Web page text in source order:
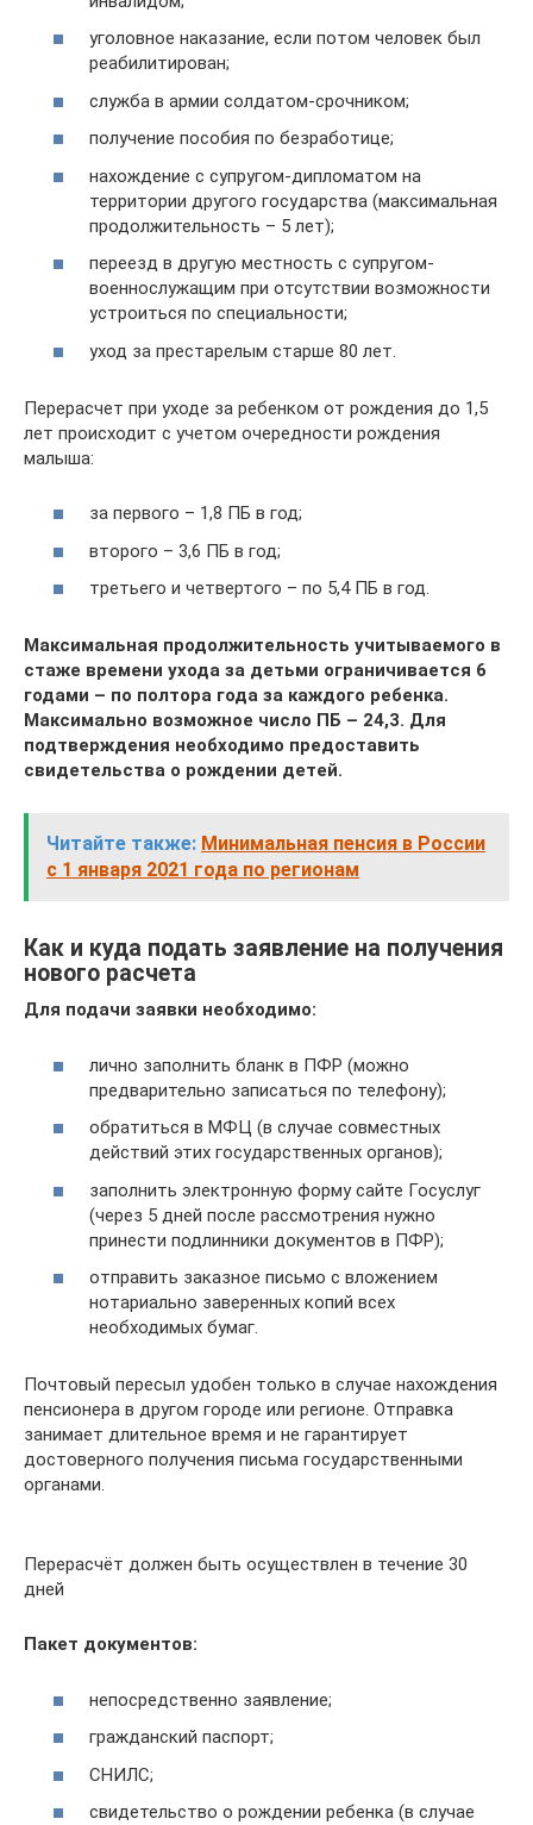
уголовное наказание, если потом человек был
реабилитирован;
служба в армии солдатом-срочником;
получение пособия по безработице;
нахождение с супругом-дипломатом на
территории другого государства (максимальная
продолжительность – 5 лет);
переезд в другую местность с супругом-
военнослужащим при отсутствии возможности
устроиться по специальности;
уход за престарелым старше 80 лет.
Перерасчет при уходе за ребенком от рождения до 1,5
лет происходит с учетом очередности рождения
малыша:
за первого – 1,8 ПБ в год;
второго – 3,6 ПБ в год;
третьего и четвертого – по 5,4 ПБ в год.
Максимальная продолжительность учитываемого в
стаже времени ухода за детьми ограничивается 6
годами – по полтора года за каждого ребенка.
Максимально возможное число ПБ – 24,3. Для
подтверждения необходимо предоставить
свидетельства о рождении детей.
Читайте также: Минимальная пенсия в России
с 1 января 2021 года по регионам
Как и куда подать заявление на получения
нового расчета
Для подачи заявки необходимо:
лично заполнить бланк в ПФР (можно
предварительно записаться по телефону);
обратиться в МФЦ (в случае совместных
действий этих государственных органов);
заполнить электронную форму сайте Госуслуг
(через 5 дней после рассмотрения нужно
принести подлинники документов в ПФР);
отправить заказное письмо с вложением
нотариально заверенных копий всех
необходимых бумаг.
Почтовый пересыл удобен только в случае нахождения
пенсионера в другом городе или регионе. Отправка
занимает длительное время и не гарантирует
достоверного получения письма государственными
органами.
Перерасчёт должен быть осуществлен в течение 30
дней
Пакет документов:
непосредственно заявление;
гражданский паспорт;
СНИЛС;
свидетельство о рождении ребенка (в случае